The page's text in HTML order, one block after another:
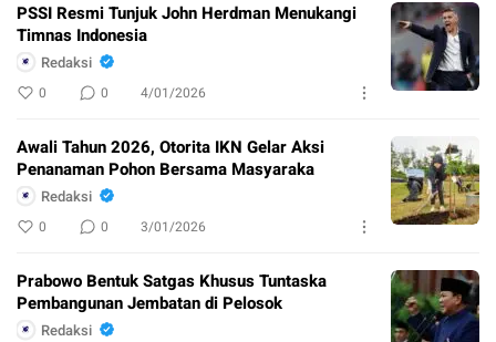
PSSI Resmi Tunjuk John Herdman Menukangi
Timnas Indonesia
Redaksi
0 0 4/01/2026
Awali Tahun 2026, Otorita IKN Gelar Aksi
Penanaman Pohon Bersama Masyaraka
Redaksi
0 0 3/01/2026
Prabowo Bentuk Satgas Khusus Tuntaska
Pembangunan Jembatan di Pelosok
Redaksi